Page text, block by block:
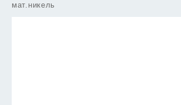
мат.никель